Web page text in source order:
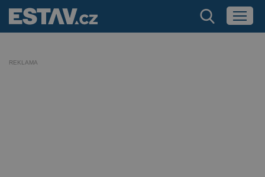
REKLAMA